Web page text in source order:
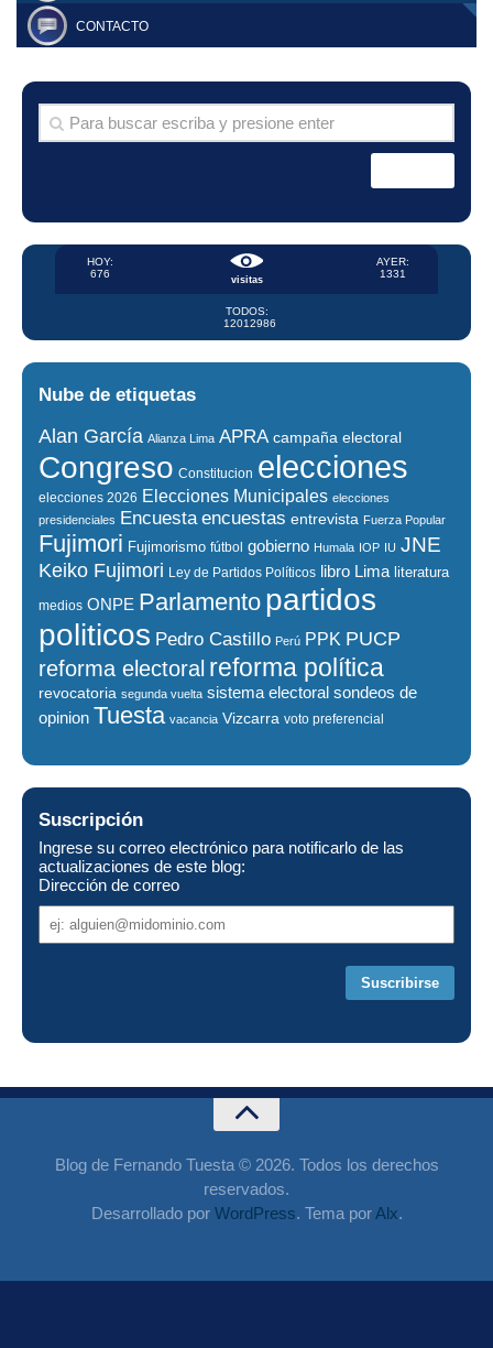
CONTACTO
visitas
HOY:
676
AYER:
1331
TODOS:
12012986
Nube de etiquetas
Alan García Alianza Lima APRA campaña electoral
Congreso Constitucion elecciones
elecciones 2026 Elecciones Municipales elecciones
presidenciales
Encuesta encuestas entrevista Fuerza Popular
Fujimori Fujimorismo fútbol gobierno Humala IOP IU JNE
Keiko Fujimori Ley de Partidos Políticos libro Lima literatura
medios ONPE Parlamento partidos
politicos Pedro Castillo Perú PPK PUCP
reforma electoral reforma política
revocatoria segunda vuelta sistema electoral sondeos de
opinion Tuesta vacancia Vizcarra voto preferencial
Suscripción
Ingrese su correo electrónico para notificarlo de las
actualizaciones de este blog:
Dirección de correo
de
Blog de Fernando Tuesta © 2026. Todos los derechos
reservados.
Desarrollado por WordPress. Tema porAlx.